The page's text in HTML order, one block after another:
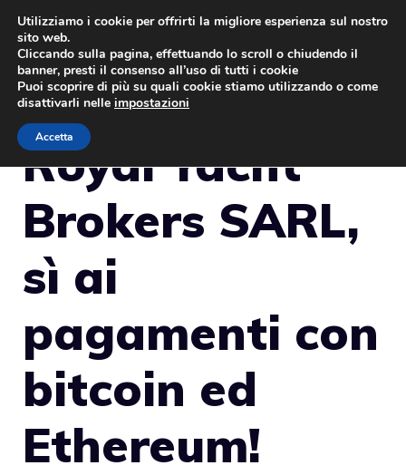
Vai
contenuto
Royal Yacht
Brokers SARL,
sì ai
pagamenti con
bitcoin ed
Ethereum!
Utilizziamo i cookie per offrirti la migliore esperienza sul nostro
sito web.
Cliccando sulla pagina, effettuando lo scroll o chiudendo il
banner, presti il consenso all’uso di tutti i cookie
Puoi scoprire di più su quali cookie stiamo utilizzando o come
disattivarli nelle impostazioni
Accetta